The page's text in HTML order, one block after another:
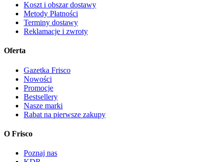
Koszt i obszar dostawy
Metody Płatności
Terminy dostawy
Reklamacje i zwroty
Oferta
Gazetka Frisco
Nowości
Promocje
Bestsellery
Nasze marki
Rabat na pierwsze zakupy
O Frisco
Poznaj nas